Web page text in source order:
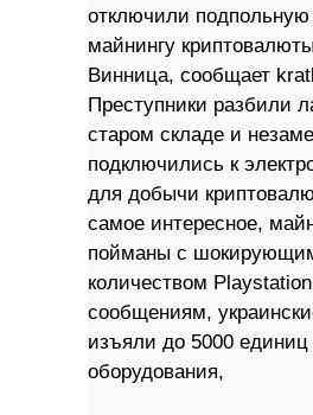
отключили
майнингу
Винница, сообщает
Преступники разбили
старом складе и
подключились к
для добычи
самое интересное,
пойманы с
количеством
сообщениям,
изъяли до 5000 единиц
оборудования,